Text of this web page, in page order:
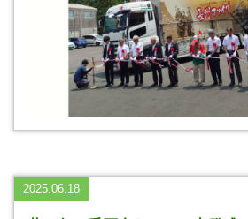
2025.06.18